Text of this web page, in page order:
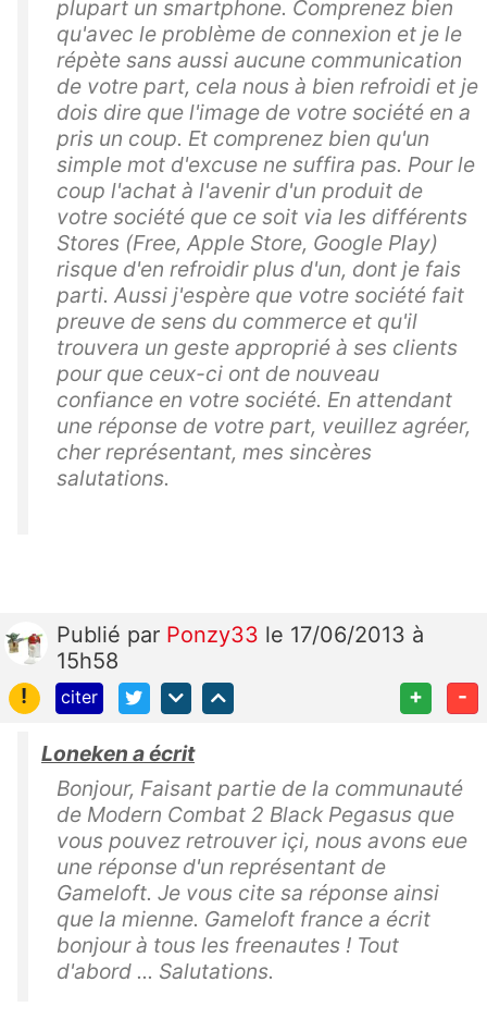
plupart un smartphone. Comprenez bien
qu'avec le problème de connexion et je le
répète sans aussi aucune communication
de votre part, cela nous à bien refroidi et je
dois dire que l'image de votre société en a
pris un coup. Et comprenez bien qu'un
simple mot d'excuse ne suffira pas. Pour le
coup l'achat à l'avenir d'un produit de
votre société que ce soit via les différents
Stores (Free, Apple Store, Google Play)
risque d'en refroidir plus d'un, dont je fais
parti. Aussi j'espère que votre société fait
preuve de sens du commerce et qu'il
trouvera un geste approprié à ses clients
pour que ceux-ci ont de nouveau
confiance en votre société. En attendant
une réponse de votre part, veuillez agréer,
cher représentant, mes sincères
salutations.
Publié par Ponzy33 le 17/06/2013 à
15h58
!
citer + -
Loneken a écrit
Bonjour, Faisant partie de la communauté
de Modern Combat 2 Black Pegasus que
vous pouvez retrouver içi, nous avons eue
une réponse d'un représentant de
Gameloft. Je vous cite sa réponse ainsi
que la mienne. Gameloft france a écrit
bonjour à tous les freenautes ! Tout
d'abord ... Salutations.